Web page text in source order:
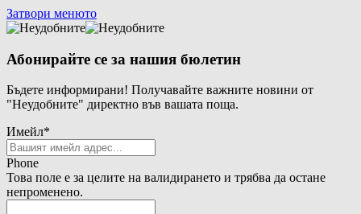
Затвори менюто
Абонирайте се за нашия бюлетин
Бъдете информирани! Получавайте важните новини от
"Неудобните" директно във вашата поща.
Имейл*
Phone
Това поле е за целите на валидирането и трябва да остане
непроменено.